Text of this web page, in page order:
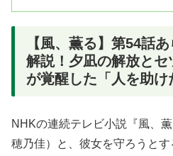
【風、薫る】第54話
解説！夕凪の解放と
が覚醒した「人を助け
NHKの連続テレビ小説『風、
穂乃佳）と、彼女を守ろうと